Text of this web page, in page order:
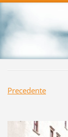
Precedente